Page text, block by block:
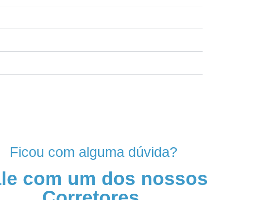
Ficou com alguma dúvida?
com um dos nossos